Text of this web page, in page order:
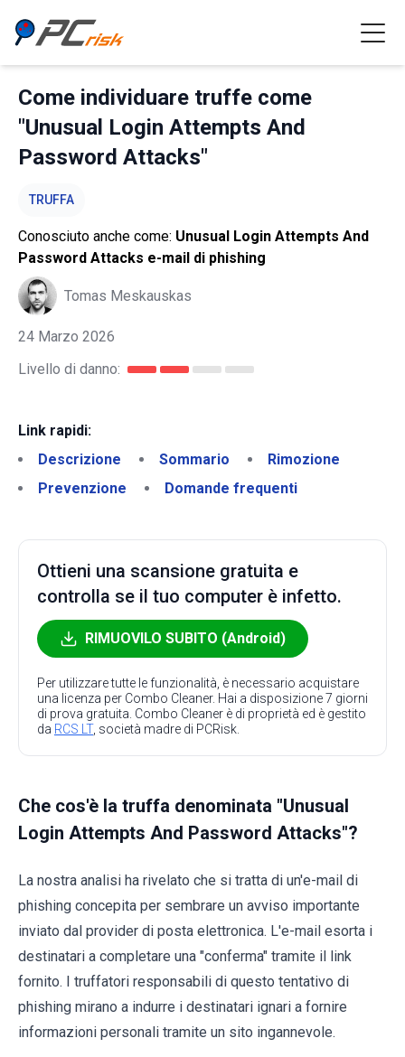
Come individuare truffe come
"Unusual Login Attempts And
Password Attacks"
TRUFFA
Conosciuto anche come: Unusual Login Attempts And
Password Attacks e-mail di phishing
Tomas Meskauskas
24 Marzo 2026
Livello di danno:
Link rapidi:
Descrizione
Sommario
Rimozione
Prevenzione
Domande frequenti
Ottieni una scansione gratuita e
controlla se il tuo computer è infetto.
RIMUOVILO SUBITO (Android)
Per utilizzare tutte le funzionalità, è necessario acquistare
una licenza per Combo Cleaner. Hai a disposizione 7 giorni
di prova gratuita. Combo Cleaner è di proprietà ed è gestito
da RCS LT, società madre di PCRisk.
Che cos'è la truffa denominata "Unusual
Login Attempts And Password Attacks"?
La nostra analisi ha rivelato che si tratta di un'e-mail di
phishing concepita per sembrare un avviso importante
inviato dal provider di posta elettronica. L'e-mail esorta i
destinatari a completare una "conferma" tramite il link
fornito. I truffatori responsabili di questo tentativo di
phishing mirano a indurre i destinatari ignari a fornire
informazioni personali tramite un sito ingannevole.